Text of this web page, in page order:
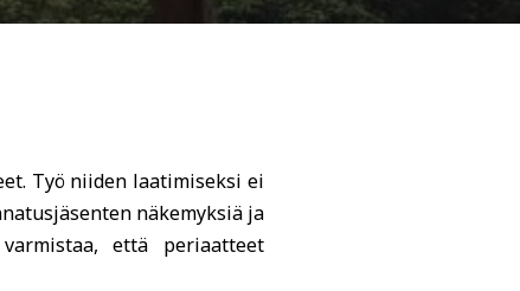
Työ niiden laatimiseksi ei
näkemyksiä ja
että periaatteet